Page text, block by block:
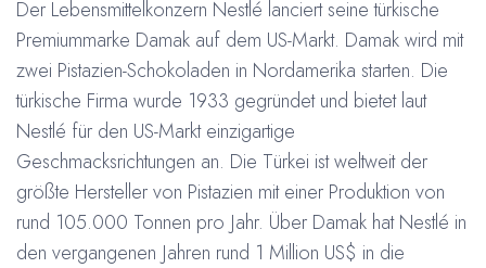
Der Lebensmittelkonzern Nestlé lanciert seine türkische
Premiummarke Damak auf dem US-Markt. Damak wird mit
zwei Pistazien-Schokoladen in Nordamerika starten. Die
türkische Firma wurde 1933 gegründet und bietet laut
Nestlé für den US-Markt einzigartige
Geschmacksrichtungen an. Die Türkei ist weltweit der
größte Hersteller von Pistazien mit einer Produktion von
rund 105.000 Tonnen pro Jahr. Über Damak hat Nestlé in
den vergangenen Jahren rund 1 Million US$ in die